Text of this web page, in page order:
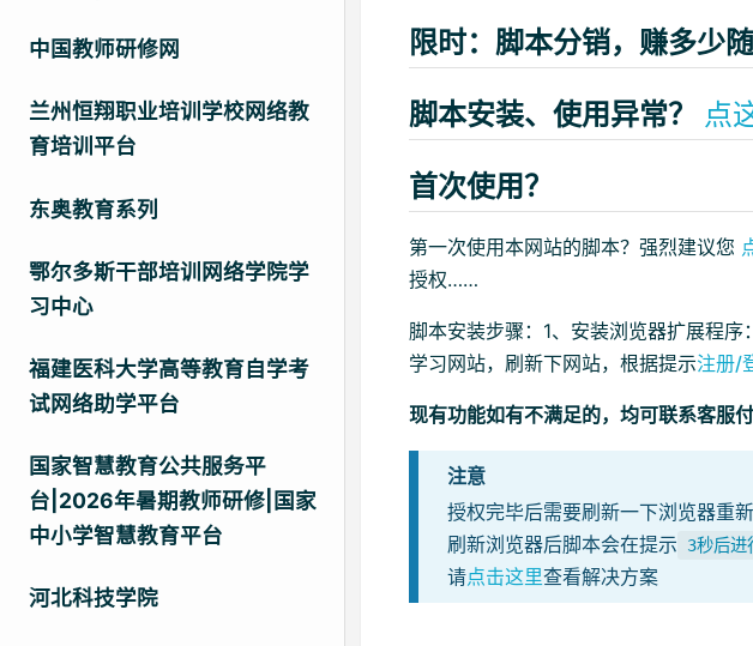
中国教师研修网
兰州恒翔职业培训学校网络教
育培训平台
东奥教育系列
鄂尔多斯干部培训网络学院学
习中心
福建医科大学高等教育自学考
试网络助学平台
国家智慧教育公共服务平
台|2026年暑期教师研修|国家
中小学智慧教育平台
河北科技学院
限时：脚本分销，赚多少
脚本安装、使用异常？ 点
首次使用？
第一次使用本网站的脚本？强烈建议您
授权……
脚本安装步骤：1、安装浏览器扩展程序：
学习网站，刷新下网站，根据提示注册/
现有功能如有不满足的，均可联系客服
注意
授权完毕后需要刷新一下浏览器重
刷新浏览器后脚本会在提示
3秒后进
请点击这里查看解决方案